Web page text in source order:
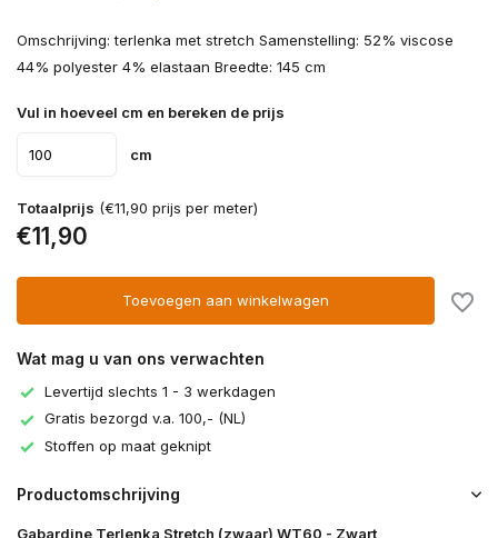
Omschrijving: terlenka met stretch Samenstelling: 52% viscose
44% polyester 4% elastaan Breedte: 145 cm
Vul in hoeveel cm en bereken de prijs
cm
Totaalprijs (€11,90 prijs per meter)
€11,90
Toevoegen aan winkelwagen
Wat mag u van ons verwachten
Levertijd slechts 1 - 3 werkdagen
Gratis bezorgd v.a. 100,- (NL)
Stoffen op maat geknipt
Productomschrijving
Gabardine Terlenka Stretch (zwaar) WT60 - Zwart